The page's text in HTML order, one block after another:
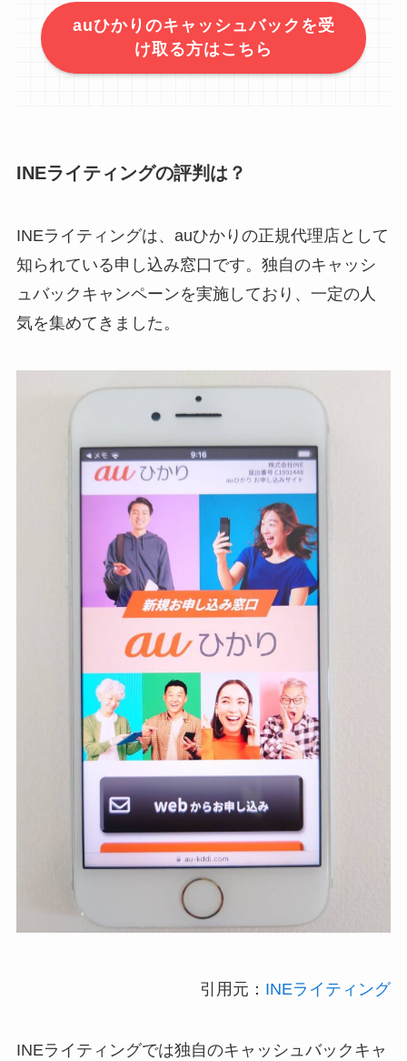
auひかりのキャッシュバックを受
け取る方はこちら
INEライティングの評判は？
INEライティングは、auひかりの正規代理店として
知られている申し込み窓口です。独自のキャッシ
ュバックキャンペーンを実施しており、一定の人
気を集めてきました。
引用元： INEライティング
INEライティングでは独自のキャッシュバックキャ